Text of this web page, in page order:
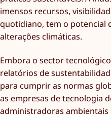
imensos recursos,
quotidiano, tem o potencial
alterações climáticas.
Embora o sector
relatórios de
para cumprir as normas
as empresas de tecnologia
administradoras